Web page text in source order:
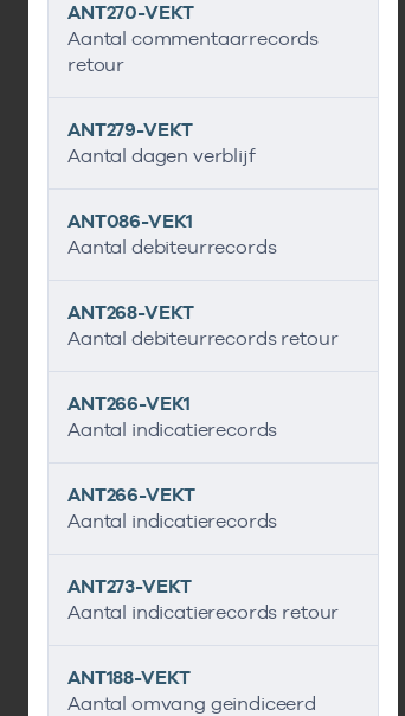
ANT270-VEKT
Aantal commentaarrecords
retour
ANT279-VEKT
Aantal dagen verblijf
ANT086-VEK1
Aantal debiteurrecords
ANT268-VEKT
Aantal debiteurrecords retour
ANT266-VEK1
Aantal indicatierecords
ANT266-VEKT
Aantal indicatierecords
ANT273-VEKT
Aantal indicatierecords retour
ANT188-VEKT
Aantal omvang geindiceerd